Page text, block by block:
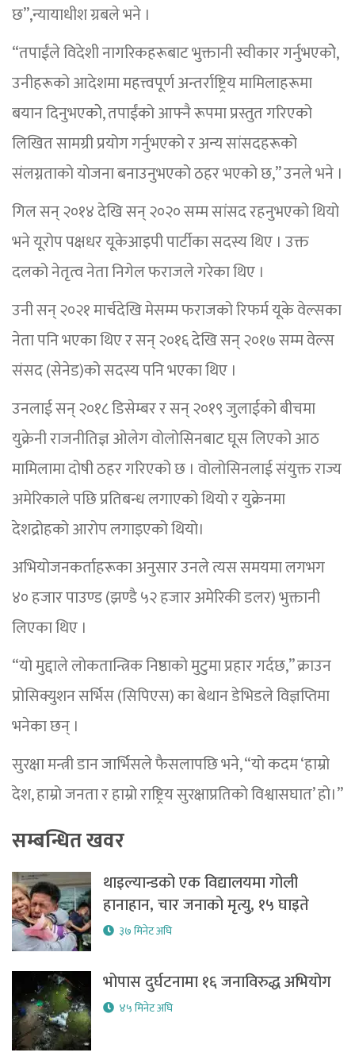
छ”,न्यायाधीश ग्रबले भने ।
“तपाईंले विदेशी नागरिकहरूबाट भुक्तानी स्वीकार गर्नुभएकोे,
उनीहरूको आदेशमा महत्त्वपूर्ण अन्तर्राष्ट्रिय मामिलाहरूमा
बयान दिनुभएकोे, तपाईंको आफ्नै रूपमा प्रस्तुत गरिएको
लिखित सामग्री प्रयोग गर्नुभएको र अन्य सांसदहरूको
संलग्नताको योजना बनाउनुभएको ठहर भएको छ,” उनले भने ।
गिल सन् २०१४ देखि सन् २०२० सम्म सांसद रहनुभएको थियो
भने यूरोप पक्षधर यूकेआइपी पार्टीका सदस्य थिए । उक्त
दलको नेतृत्व नेता निगेल फराजले गरेका थिए ।
उनी सन् २०२१ मार्चदेखि मेसम्म फराजको रिफर्म यूके वेल्सका
नेता पनि भएका थिए र सन् २०१६ देखि सन् २०१७ सम्म वेल्स
संसद (सेनेड)को सदस्य पनि भएका थिए ।
उनलाई सन् २०१८ डिसेम्बर र सन् २०१९ जुलाईको बीचमा
युक्रेनी राजनीतिज्ञ ओलेग वोलोसिनबाट घूस लिएको आठ
मामिलामा दोषी ठहर गरिएको छ । वोलोसिनलाई संयुक्त राज्य
अमेरिकाले पछि प्रतिबन्ध लगाएको थियो र युक्रेनमा
देशद्रोहको आरोप लगाइएको थियो।
अभियोजनकर्ताहरूका अनुसार उनले त्यस समयमा लगभग
४० हजार पाउण्ड (झण्डै ५२ हजार अमेरिकी डलर) भुक्तानी
लिएका थिए ।
“यो मुद्दाले लोकतान्त्रिक निष्ठाको मुटुमा प्रहार गर्दछ,” क्राउन
प्रोसिक्युशन सर्भिस (सिपिएस) का बेथान डेभिडले विज्ञप्तिमा
भनेका छन् ।
सुरक्षा मन्त्री डान जार्भिसले फैसलापछि भने, “यो कदम ‘हाम्रो
देश, हाम्रो जनता र हाम्रो राष्ट्रिय सुरक्षाप्रतिको विश्वासघात’ हो।”
सम्बन्धित खवर
थाइल्यान्डको एक विद्यालयमा गोली
हानाहान, चार जनाको मृत्यु, १५ घाइते
३७ मिनेट अघि
भोपास दुर्घटनामा १६ जनाविरुद्ध अभियोग
४५ मिनेट अघि